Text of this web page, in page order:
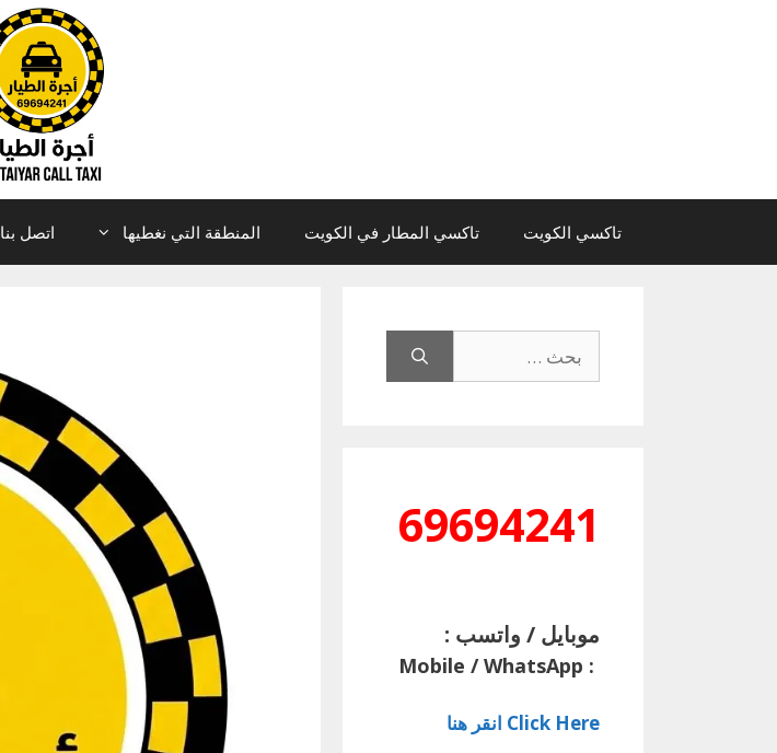
تاكسي الكويت تاكسي المطار في الكويت المنطقة التي نغطيها اتصل بنا
عن:
69694241
موبايل / واتسب :
:
Mobile / WhatsApp
Click Here انقر هنا